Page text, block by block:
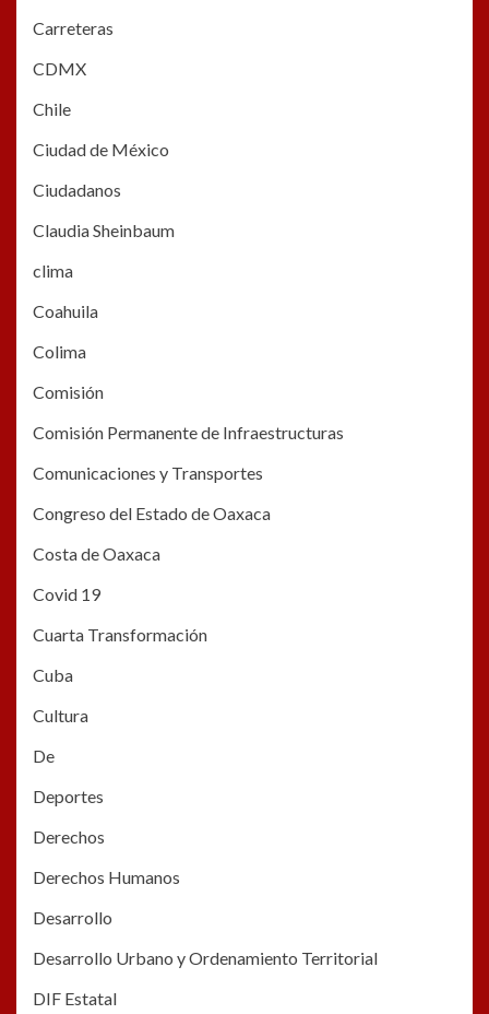
Carreteras
CDMX
Chile
Ciudad de México
Ciudadanos
Claudia Sheinbaum
clima
Coahuila
Colima
Comisión
Comisión Permanente de Infraestructuras
Comunicaciones y Transportes
Congreso del Estado de Oaxaca
Costa de Oaxaca
Covid 19
Cuarta Transformación
Cuba
Cultura
De
Deportes
Derechos
Derechos Humanos
Desarrollo
Desarrollo Urbano y Ordenamiento Territorial
DIF Estatal